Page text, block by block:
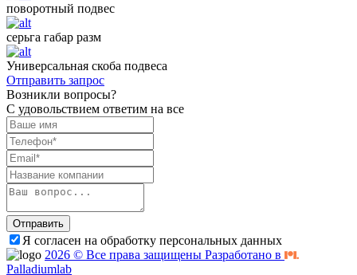
поворотный подвес
серьга габар разм
Универсальная скоба подвеса
Отправить запрос
Возникли вопросы?
С удовольствием ответим на все
Отправить
Я согласен на обработку персональных данных
2026 © Все права защищены Разработано в
Palladiumlab